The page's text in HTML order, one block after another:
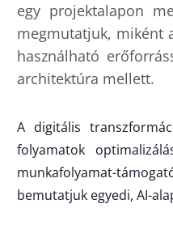
egy projektalapon
megmutatjuk, miként
használható
architektúra mellett.
A digitális
folyamatok
munkafolyamat-
bemutatjuk egyedi, AI-